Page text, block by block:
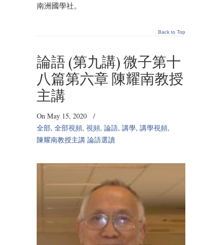
南洲國學社。
Back to Top
論語 (第九講) 微子第十
八篇第六章 陳耀南教授
主講
On May 15, 2020
/
全部, 全部視頻, 視頻, 論語, 講學, 講學視頻,
陳耀南教授主講 論語選讀